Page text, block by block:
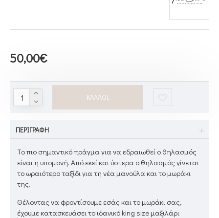
50,00€
ΚΑΛΆΘΙ
ΠΕΡΙΓΡΑΦΉ
Tο πιο σημαντικό πράγμα για να εδραιωθεί ο θηλασμός
είναι η υπομονή. Από εκεί και ύστερα ο θηλασμός γίνεται
το ωραιότερο ταξίδι για τη νέα μανούλα και το μωράκι
της.
Θέλοντας να φροντίσουμε εσάς και το μωράκι σας,
έχουμε κατασκευάσει το ιδανικό king size μαξιλάρι